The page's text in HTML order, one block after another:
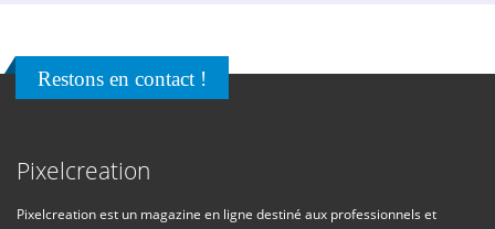
Restons en contact !
Pixelcreation
Pixelcreation est un magazine en ligne destiné aux professionnels et